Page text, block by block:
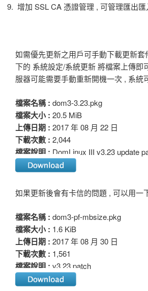
增加 SSL CA 憑證管理 , 可管理匯出
如需優先更新之用戶可手動下載更新
下的 系統設定/系統更新 將檔案上傳即
服器可能需要手動重新開機一次 , 系統
檔案名稱 : dom3-3.23.pkg
檔案大小 : 20.5 MiB
上傳日期 : 2017 年 08 月 22 日
下載次數 : 2,044
檔案說明 : DomLinux III v3.23 update
如果更新後會有卡信的問題 , 可以用一
檔案名稱 : dom3-pf-mbsize.pkg
檔案大小 : 1.6 KiB
上傳日期 : 2017 年 08 月 30 日
下載次數 : 1,561
檔案說明 : v3.23 patch